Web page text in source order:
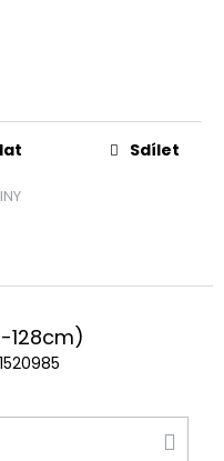
Sdílet
128cm)